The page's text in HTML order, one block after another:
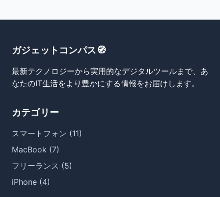
ガジェットコンパス🧭
最新テクノロジーから実用的なデジタルツールまで、あ
なたのIT生活をより豊かにする情報をお届けします。
カテゴリー
スマートフォン (11)
MacBook (7)
フリーランス (5)
iPhone (4)